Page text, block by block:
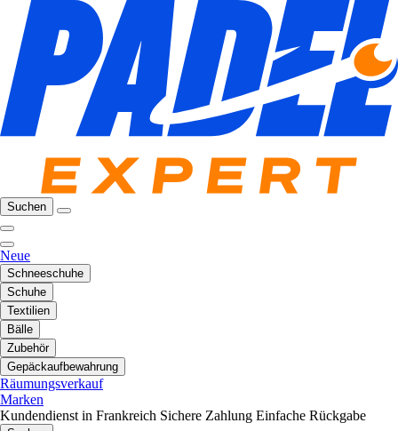
Suchen
Neue
Schneeschuhe
Schuhe
Textilien
Bälle
Zubehör
Gepäckaufbewahrung
Räumungsverkauf
Marken
Kundendienst in Frankreich Sichere Zahlung Einfache Rückgabe